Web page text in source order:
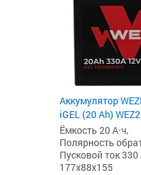
Аккумулятор
iGEL (20 Ah)
Ёмкость 20 А·ч,
Полярность
Пусковой ток 330
177x88x155